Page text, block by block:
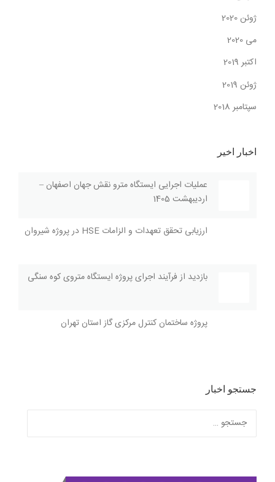
ژوئن 2020
می 2020
اکتبر 2019
ژوئن 2019
سپتامبر 2018
اخبار اخیر
عملیات اجرایی ایستگاه مترو نقش جهان اصفهان –
اردیبهشت 1405
ارزیابی تحقق تعهدات و الزامات HSE در پروژه شیروان
بازديد از فرآیند اجراى پروژه ايستگاه متروی کوه سنگی
پروژه ساختمان کنترل مرکزی گاز استان تهران
جستجو اخبار
برای: